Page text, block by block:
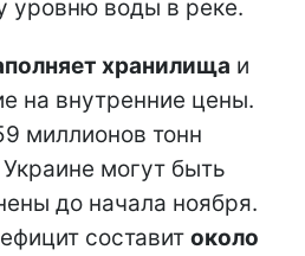
уровню воды в реке.
хранилища и
на внутренние цены.
миллионов тонн
могут быть
до начала ноября.
составит около